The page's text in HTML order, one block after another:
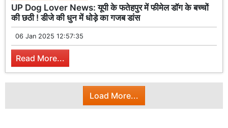
UP Dog Lover News: यूपी के फतेहपुर में फीमेल डॉग के बच्चों
की छठी ! डीजे की धुन में धोड़े का गजब डांस
06 Jan 2025 12:57:35
Read More...
Load More...